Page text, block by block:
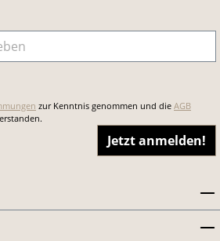
zur Kenntnis genommen und die AGB
Jetzt anmelden!